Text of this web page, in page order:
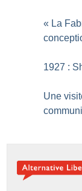
« La
1927 :
Une